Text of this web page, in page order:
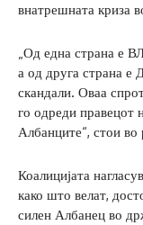
внатрешната криза
„Од една страна е
а од друга страна е
скандали. Оваа
го одреди правецот
Албанците“, стои во
Коалицијата
како што велат,
силен Албанец во